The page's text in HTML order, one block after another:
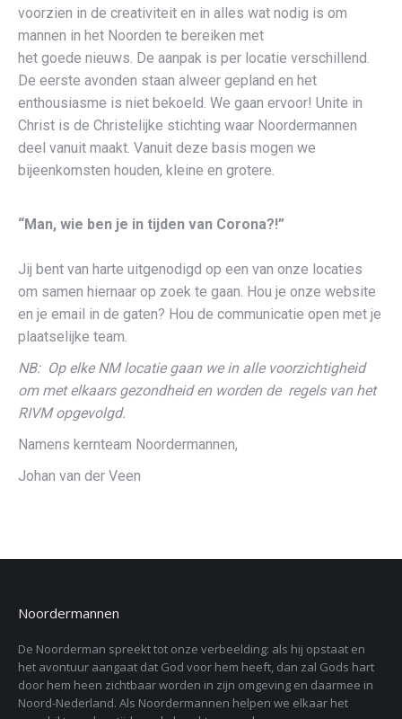
voorzien in de creativiteit en in alles wat nodig is om
mannen in het Noorden te bereiken met
het goede nieuws. De aanpak is per locatie verschillend.
De eerste avonden staan alweer gepland en het
enthousiasme is niet bekoeld. We gaan ervoor! Unite in
Christ is de Christelijke stichting waar Noordermannen
deel vanuit maakt. Vanuit deze basis mogen we
bijeenkomsten houden, kleine en grotere.
“Man, wie ben je in tijden van Corona?!”
Jij bent van harte uitgenodigd op een van onze locaties
om samen hiernaar op zoek te gaan. Hou je onze website
en je email in de gaten? Hou de communicatie open met je
plaatselijke team.
NB: Op elke NM locatie gaan we in alle voorzichtigheid
om met elkaars gezondheid en worden de regels van het
RIVM opgevolgd.
Namens kernteam Noordermannen,
Johan van der Veen
Noordermannen
De Noorderman spreekt tot onze verbeelding: als hij opstaat en
het avontuur aangaat dat God voor hem heeft, dan zal Gods hart
door hem heen zichtbaar worden in zijn omgeving en daarmee in
Noord-Nederland. Als Noordermannen helpen we elkaar het